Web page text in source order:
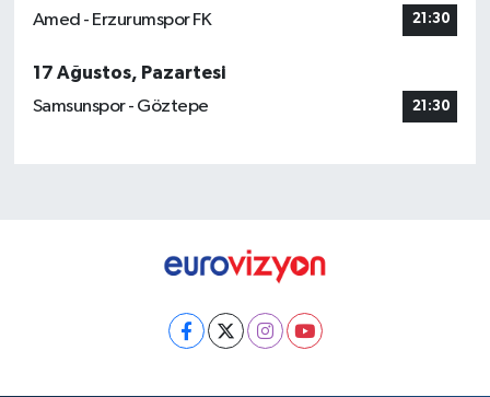
Amed - Erzurumspor FK 21:30
17 Ağustos, Pazartesi
Samsunspor - Göztepe
21:30